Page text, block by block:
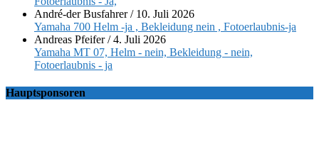
André-der Busfahrer/ 10. Juli 2026
Yamaha 700 Helm -ja , Bekleidung nein , Fotoerlaubnis-ja
Andreas Pfeifer/4. Juli 2026
Yamaha MT 07, Helm - nein, Bekleidung - nein,
Fotoerlaubnis - ja
Hauptsponsoren